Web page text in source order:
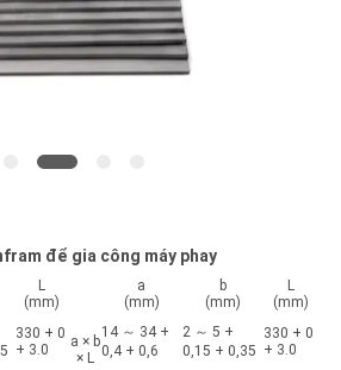
để gia công máy phay
L
(mm)
a × b
× L
a
(mm)
b
(mm)
L
(mm)
330 + 0
+ 3.0
14 ～ 34 +
0,4 + 0,6
2 ～ 5 +
0,15 + 0,35
330 + 0
+ 3.0